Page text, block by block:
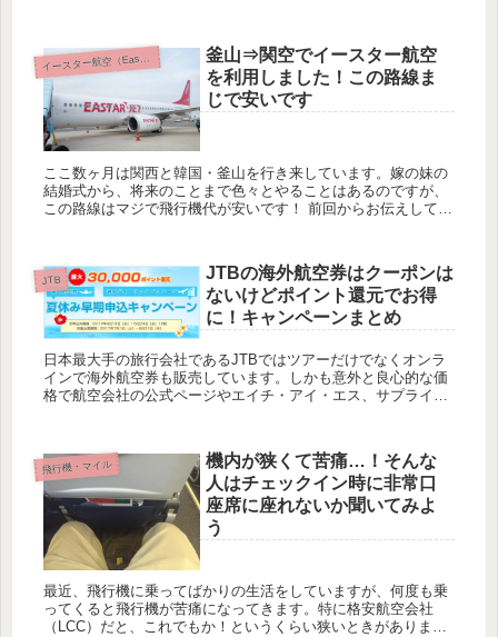
イ
釜山⇒関空でイースター航空
を利用しました！この路線ま
じで安いです
ここ数ヶ月は関西と韓国・釜山を行き来しています。嫁の妹の
結婚式から、将来のことまで色々とやることはあるのですが、
この路線はマジで飛行機代が安いです！ 前回からお伝えしてい
JTB
JTBの海外航空券はクーポンは
ないけどポイント還元でお得
に！キャンペーンまとめ
日本最大手の旅行会社であるJTBではツアーだけでなくオンラ
インで海外航空券も販売しています。しかも意外と良心的な価
格で航空会社の公式ページやエイチ・アイ・エス、サプライス
飛行機・マイル
機内が狭くて苦痛…！そんな
人はチェックイン時に非常口
座席に座れないか聞いてみよ
う
最近、飛行機に乗ってばかりの生活をしていますが、何度も乗
ってくると飛行機が苦痛になってきます。特に格安航空会社
（LCC）だと、これでもか！というくらい狭いときがあります